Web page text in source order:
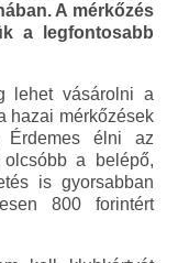
A mérkőzés
a legfontosabb
lehet vásárolni a
hazai mérkőzések
Érdemes élni az
a belépő,
is gyorsabban
800 forintért